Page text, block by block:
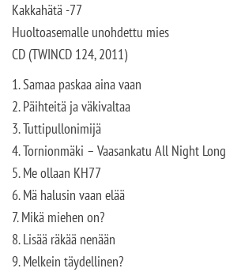
Kakkahätä -77
Huoltoasemalle unohdettu mies
CD (TWINCD 124, 2011)
1. Samaa paskaa aina vaan
2. Päihteitä ja väkivaltaa
3. Tuttipullonimijä
4. Tornionmäki – Vaasankatu All Night Long
5. Me ollaan KH77
6. Mä halusin vaan elää
7. Mikä miehen on?
8. Lisää räkää nenään
9. Melkein täydellinen?